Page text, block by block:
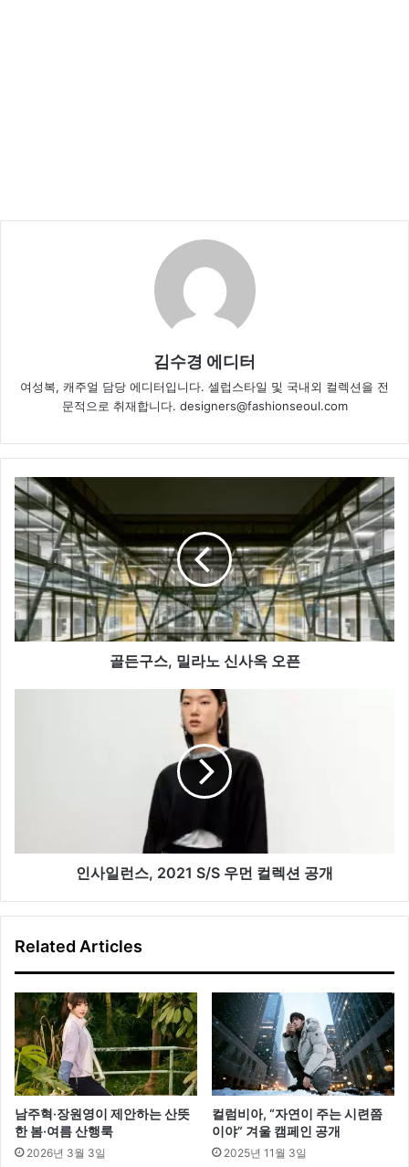
김수경 에디터
여성복, 캐주얼 담당 에디터입니다. 셀럽스타일 및 국내외 컬렉션을 전
문적으로 취재합니다. designers@fashionseoul.com
골
든
구
스,
밀
라
노
신
사
골든구스, 밀라노 신사옥 오픈
먼
개
인사일런스, 2021 S/S 우먼 컬렉션 공개
Related Articles
남주혁·장원영이 제안하는 산뜻
한 봄·여름 산행룩
2026년 3월 3일
컬럼비아, “자연이 주는 시련쯤
이야” 겨울 캠페인 공개
2025년 11월 3일